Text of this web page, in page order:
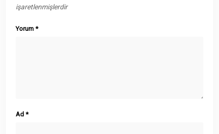
işaretlenmişlerdir
Yorum *
Ad *